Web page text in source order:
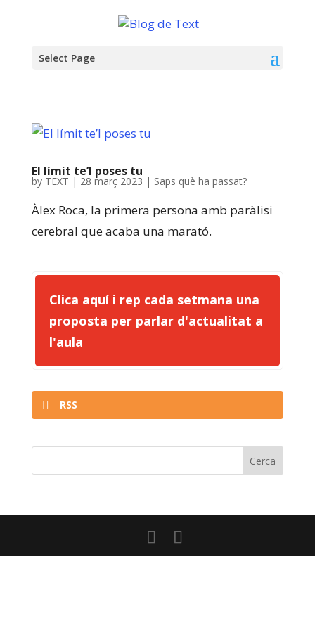
Select Page
El límit te’l poses tu
by TEXT | 28 març 2023 | Saps què ha passat?
Àlex Roca, la primera persona amb paràlisi
cerebral que acaba una marató.
Clica aquí i rep cada setmana una
proposta per parlar d'actualitat a
l'aula
RSS